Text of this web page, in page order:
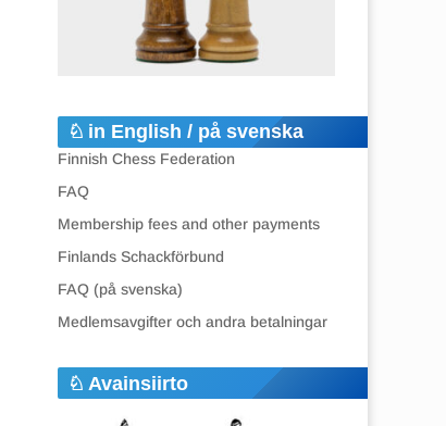
in English / på svenska
Finnish Chess Federation
FAQ
Membership fees and other payments
Finlands Schackförbund
FAQ (på svenska)
Medlemsavgifter och andra betalningar
Avainsiirto